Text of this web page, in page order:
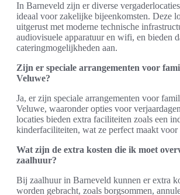
In Barneveld zijn er diverse
ideaal voor zakelijke bijeenkomsten. Deze
uitgerust met moderne technische
audiovisuele apparatuur en wifi, en bieden
cateringmogelijkheden aan.
Zijn er speciale arrangementen voor
Veluwe?
Ja, er zijn speciale arrangementen voor
Veluwe, waaronder opties voor
locaties bieden extra faciliteiten zoals een
kinderfaciliteiten, wat ze perfect maakt voor
Wat zijn de extra kosten die ik moet
zaalhuur?
Bij zaalhuur in Barneveld kunnen er extra
worden gebracht, zoals borgsommen,